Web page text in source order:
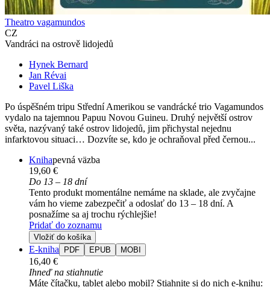
Theatro vagamundos
CZ
Vandráci na ostrově lidojedů
Hynek Bernard
Jan Révai
Pavel Liška
Po úspěšném tripu Střední Amerikou se vandrácké trio Vagamundos
vydalo na tajemnou Papuu Novou Guineu. Druhý největší ostrov
světa, nazývaný také ostrov lidojedů, jim přichystal nejednu
infarktovou situaci… Dozvíte se, kdo je ochraňoval před černou...
Knihapevná väzba
19,60 €
Do 13 – 18 dní
Tento produkt momentálne nemáme na sklade, ale zvyčajne
vám ho vieme zabezpečiť a odoslať do 13 – 18 dní. A
posnažíme sa aj trochu rýchlejšie!
Pridať do zoznamu
Vložiť do košíka
E-kniha PDF EPUB MOBI
16,40 €
Ihneď na stiahnutie
Máte čítačku, tablet alebo mobil? Stiahnite si do nich e-knihu: